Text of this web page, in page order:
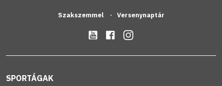
Szakszemmel Versenynaptár
SPORTÁGAK